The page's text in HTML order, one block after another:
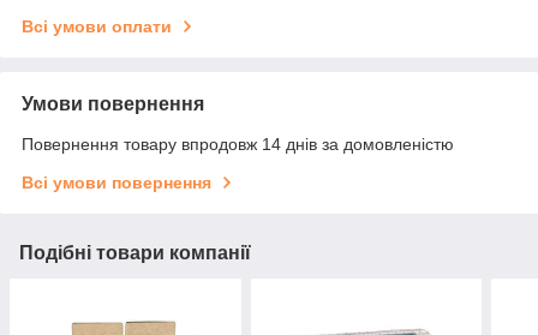
Всі умови оплати
Умови повернення
Повернення товару впродовж 14 днів за домовленістю
Всі умови повернення
Подібні товари компанії